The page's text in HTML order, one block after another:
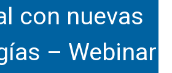
con nuevas
– Webinar